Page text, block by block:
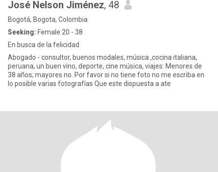
José Nelson Jiménez, 48
Bogotá, Bogota, Colombia
Seeking: Female 20 - 38
En busca de la felicidad
Abogado - consultor, buenos modales, música ,cocina italiana,
peruana, un buen vino, deporte, cine música, viajes: Menores de
38 años; mayores no. Por favor si no tiene foto no me escriba en
lo posible varias fotografías Que este dispuesta a ate